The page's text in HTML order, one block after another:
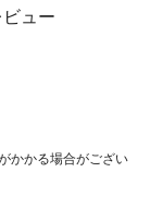
ュー
かかる場合がござい